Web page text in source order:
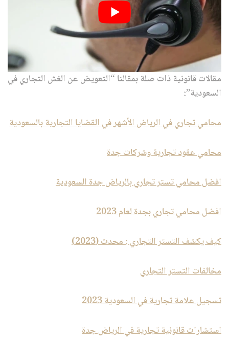
مقالات قانونية ذات صلة بمقالنا “التعويض عن الغش التجاري في
السعودية”:
محامي تجاري في الرياض الأشهر في القضايا التجارية بالسعودية
محامي عقود تجارية وشركات جدة
افضل محامي تستر تجاري بالرياض جدة السعودية
افضل محامي تجاري بجدة لعام 2023
كيف يكشف التستر التجاري : محدث (2023)
مخالفات التستر التجاري
تسجيل علامة تجارية في السعودية 2023
استشارات قانونية تجارية في الرياض جدة